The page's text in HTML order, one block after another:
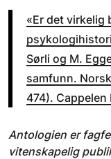
«Er det virkelig
Sørli og M.
samfunn.
474). Cappelen
Antologien er
vitenskapelig